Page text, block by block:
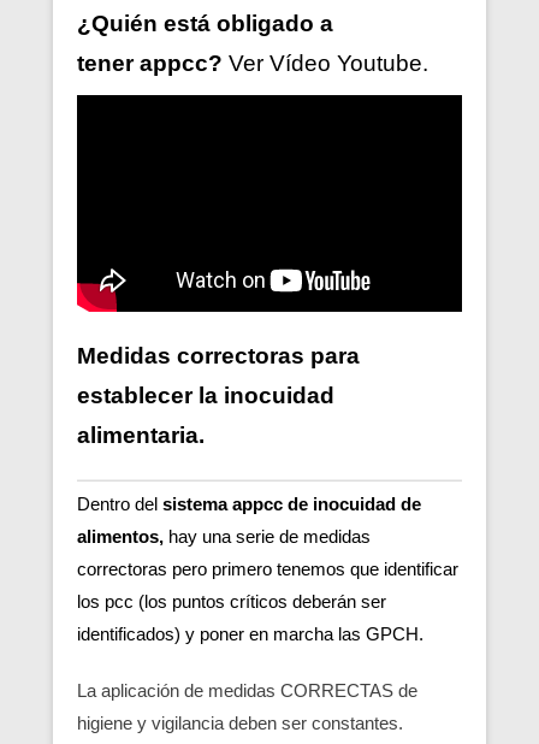
¿Quién está obligado a
tenerappcc? Ver Vídeo Youtube.
Medidas correctoras para
establecer la inocuidad
alimentaria.
Dentro del sistema appcc de inocuidad de
alimentos, hay una serie de medidas
correctoras pero primero tenemos que identificar
los pcc (los puntos críticos deberán ser
identificados) y poner en marcha las GPCH.
La aplicación de medidas CORRECTAS de
higiene y vigilancia deben ser constantes.